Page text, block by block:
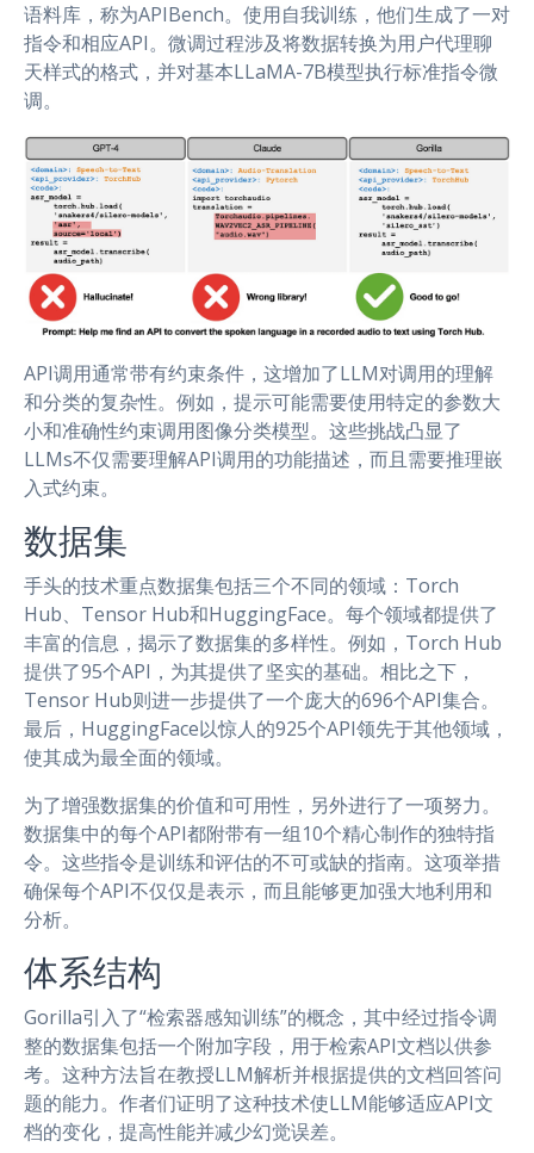
语料库，称为APIBench。使用自我训练，他们生成了一对
指令和相应API。微调过程涉及将数据转换为用户代理聊
天样式的格式，并对基本LLaMA-7B模型执行标准指令微
调。
API调用通常带有约束条件，这增加了LLM对调用的理解
和分类的复杂性。例如，提示可能需要使用特定的参数大
小和准确性约束调用图像分类模型。这些挑战凸显了
LLMs不仅需要理解API调用的功能描述，而且需要推理嵌
入式约束。
数据集
手头的技术重点数据集包括三个不同的领域：Torch
Hub、Tensor Hub和HuggingFace。每个领域都提供了
丰富的信息，揭示了数据集的多样性。例如，Torch Hub
提供了95个API，为其提供了坚实的基础。相比之下，
Tensor Hub则进一步提供了一个庞大的696个API集合。
最后，HuggingFace以惊人的925个API领先于其他领域，
使其成为最全面的领域。
为了增强数据集的价值和可用性，另外进行了一项努力。
数据集中的每个API都附带有一组10个精心制作的独特指
令。这些指令是训练和评估的不可或缺的指南。这项举措
确保每个API不仅仅是表示，而且能够更加强大地利用和
分析。
体系结构
Gorilla引入了“检索器感知训练”的概念，其中经过指令调
整的数据集包括一个附加字段，用于检索API文档以供参
考。这种方法旨在教授LLM解析并根据提供的文档回答问
题的能力。作者们证明了这种技术使LLM能够适应API文
档的变化，提高性能并减少幻觉误差。